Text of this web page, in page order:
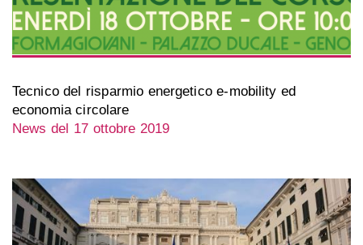
Tecnico del risparmio energetico e-mobility ed
economia circolare
News del 17 ottobre 2019